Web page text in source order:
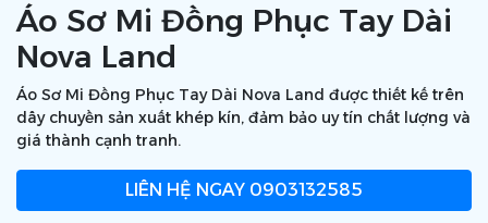
Áo Sơ Mi Đồng Phục Tay Dài
Nova Land
Áo Sơ Mi Đồng Phục Tay Dài Nova Land được thiết kế trên
dây chuyền sản xuất khép kín, đảm bảo uy tín chất lượng và
giá thành cạnh tranh.
LIÊN HỆ NGAY 0903132585